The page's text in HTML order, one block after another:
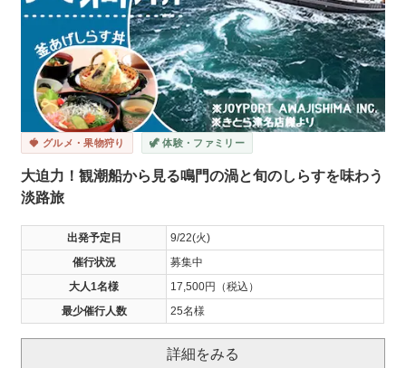
🍓 グルメ・果物狩り 🦖 体験・ファミリー
大迫力！観潮船から見る鳴門の渦と旬のしらすを味わう
淡路旅
出発予定日
9/22(火)
催行状況
募集中
大人1名様
17,500円（税込）
最少催行人数
25名様
詳細をみる